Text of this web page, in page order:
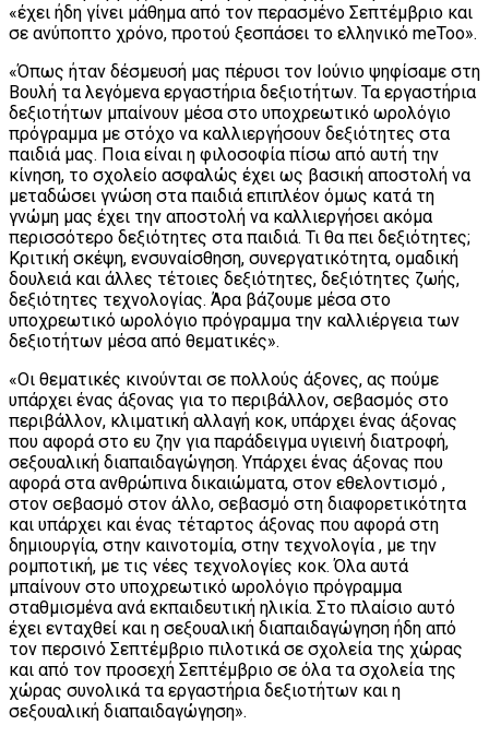
«έχει ήδη γίνει μάθημα από τον περασμένο Σεπτέμβριο και
σε ανύποπτο χρόνο, προτού ξεσπάσει το ελληνικό meToo».
«Όπως ήταν δέσμευσή μας πέρυσι τον Ιούνιο ψηφίσαμε στη
Βουλή τα λεγόμενα εργαστήρια δεξιοτήτων. Τα εργαστήρια
δεξιοτήτων μπαίνουν μέσα στο υποχρεωτικό ωρολόγιο
πρόγραμμα με στόχο να καλλιεργήσουν δεξιότητες στα
παιδιά μας. Ποια είναι η φιλοσοφία πίσω από αυτή την
κίνηση, το σχολείο ασφαλώς έχει ως βασική αποστολή να
μεταδώσει γνώση στα παιδιά επιπλέον όμως κατά τη
γνώμη μας έχει την αποστολή να καλλιεργήσει ακόμα
περισσότερο δεξιότητες στα παιδιά. Τι θα πει δεξιότητες;
Κριτική σκέψη, ενσυναίσθηση, συνεργατικότητα, ομαδική
δουλειά και άλλες τέτοιες δεξιότητες, δεξιότητες ζωής,
δεξιότητες τεχνολογίας. Άρα βάζουμε μέσα στο
υποχρεωτικό ωρολόγιο πρόγραμμα την καλλιέργεια των
δεξιοτήτων μέσα από θεματικές».
«Οι θεματικές κινούνται σε πολλούς άξονες, ας πούμε
υπάρχει ένας άξονας για το περιβάλλον, σεβασμός στο
περιβάλλον, κλιματική αλλαγή κοκ, υπάρχει ένας άξονας
που αφορά στο ευ ζην για παράδειγμα υγιεινή διατροφή,
σεξουαλική διαπαιδαγώγηση. Υπάρχει ένας άξονας που
αφορά στα ανθρώπινα δικαιώματα, στον εθελοντισμό ,
στον σεβασμό στον άλλο, σεβασμό στη διαφορετικότητα
και υπάρχει και ένας τέταρτος άξονας που αφορά στη
δημιουργία, στην καινοτομία, στην τεχνολογία , με την
ρομποτική, με τις νέες τεχνολογίες κοκ. Όλα αυτά
μπαίνουν στο υποχρεωτικό ωρολόγιο πρόγραμμα
σταθμισμένα ανά εκπαιδευτική ηλικία. Στο πλαίσιο αυτό
έχει ενταχθεί και η σεξουαλική διαπαιδαγώγηση ήδη από
τον περσινό Σεπτέμβριο πιλοτικά σε σχολεία της χώρας
και από τον προσεχή Σεπτέμβριο σε όλα τα σχολεία της
χώρας συνολικά τα εργαστήρια δεξιοτήτων και η
σεξουαλική διαπαιδαγώγηση».